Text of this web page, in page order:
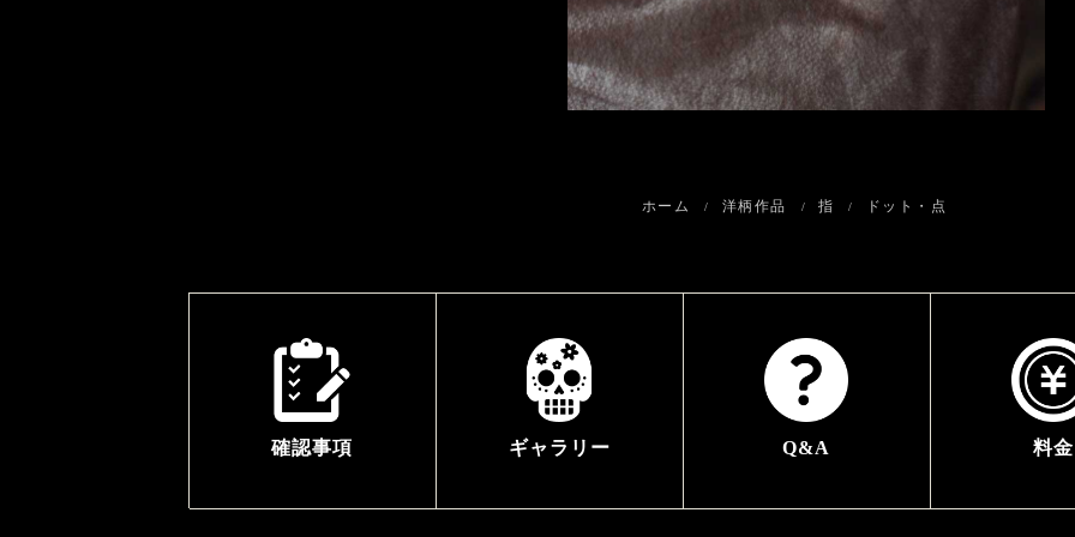
ホーム 洋柄作品 指 ドット・点
確認事項 ギャラリー Q&A 料金